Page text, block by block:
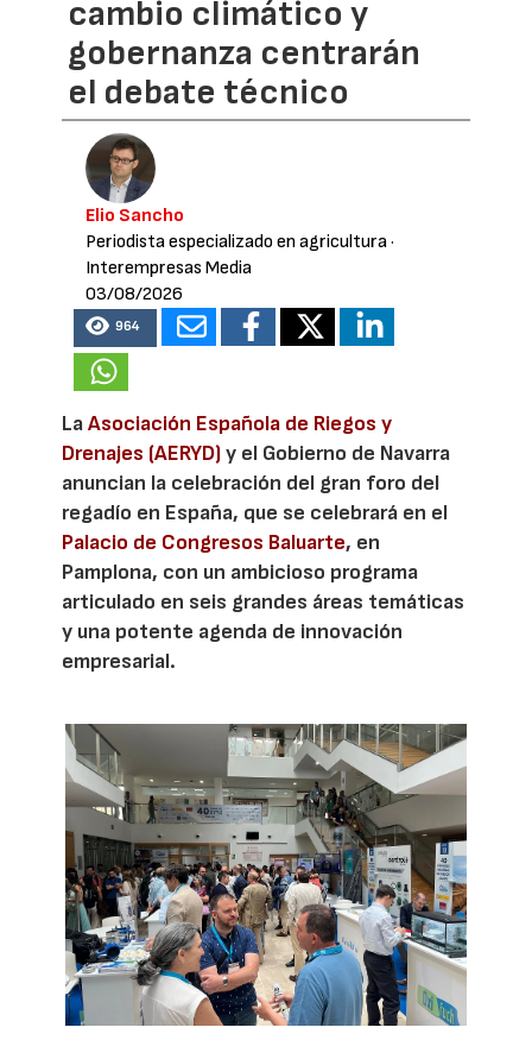
cambio climático y
gobernanza centrarán
el debate técnico
Elio Sancho
Periodista especializado en agricultura·
Interempresas Media
03/08/2026
964
LaAsociación Española de Riegos y
Drenajes (AERYD)y el Gobierno de Navarra
anuncian la celebración del gran foro del
regadío en España, que se celebrará en el
Palacio de Congresos Baluarte, en
Pamplona, con un ambicioso programa
articulado en seis grandes áreas temáticas
y una potente agenda de innovación
empresarial.